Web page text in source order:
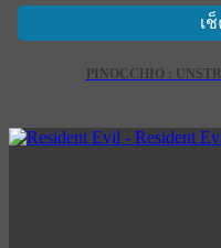
เ
PINOCCHIO :